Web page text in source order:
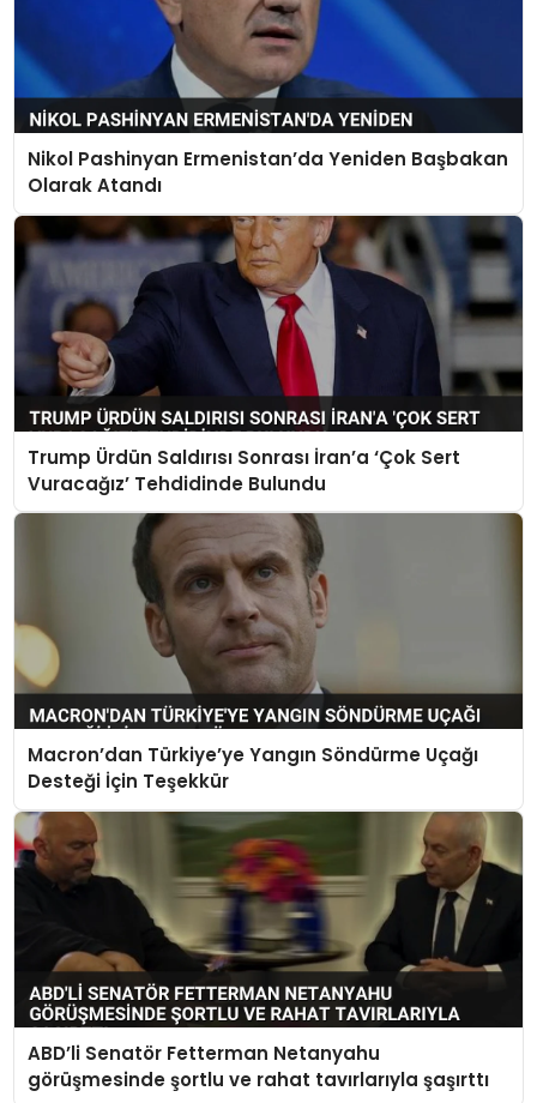
Nikol Pashinyan Ermenistan’da Yeniden Başbakan
Olarak Atandı
Trump Ürdün Saldırısı Sonrası İran’a ‘Çok Sert
Vuracağız’ Tehdidinde Bulundu
Macron’dan Türkiye’ye Yangın Söndürme Uçağı
Desteği İçin Teşekkür
ABD’li Senatör Fetterman Netanyahu
görüşmesinde şortlu ve rahat tavırlarıyla şaşırttı